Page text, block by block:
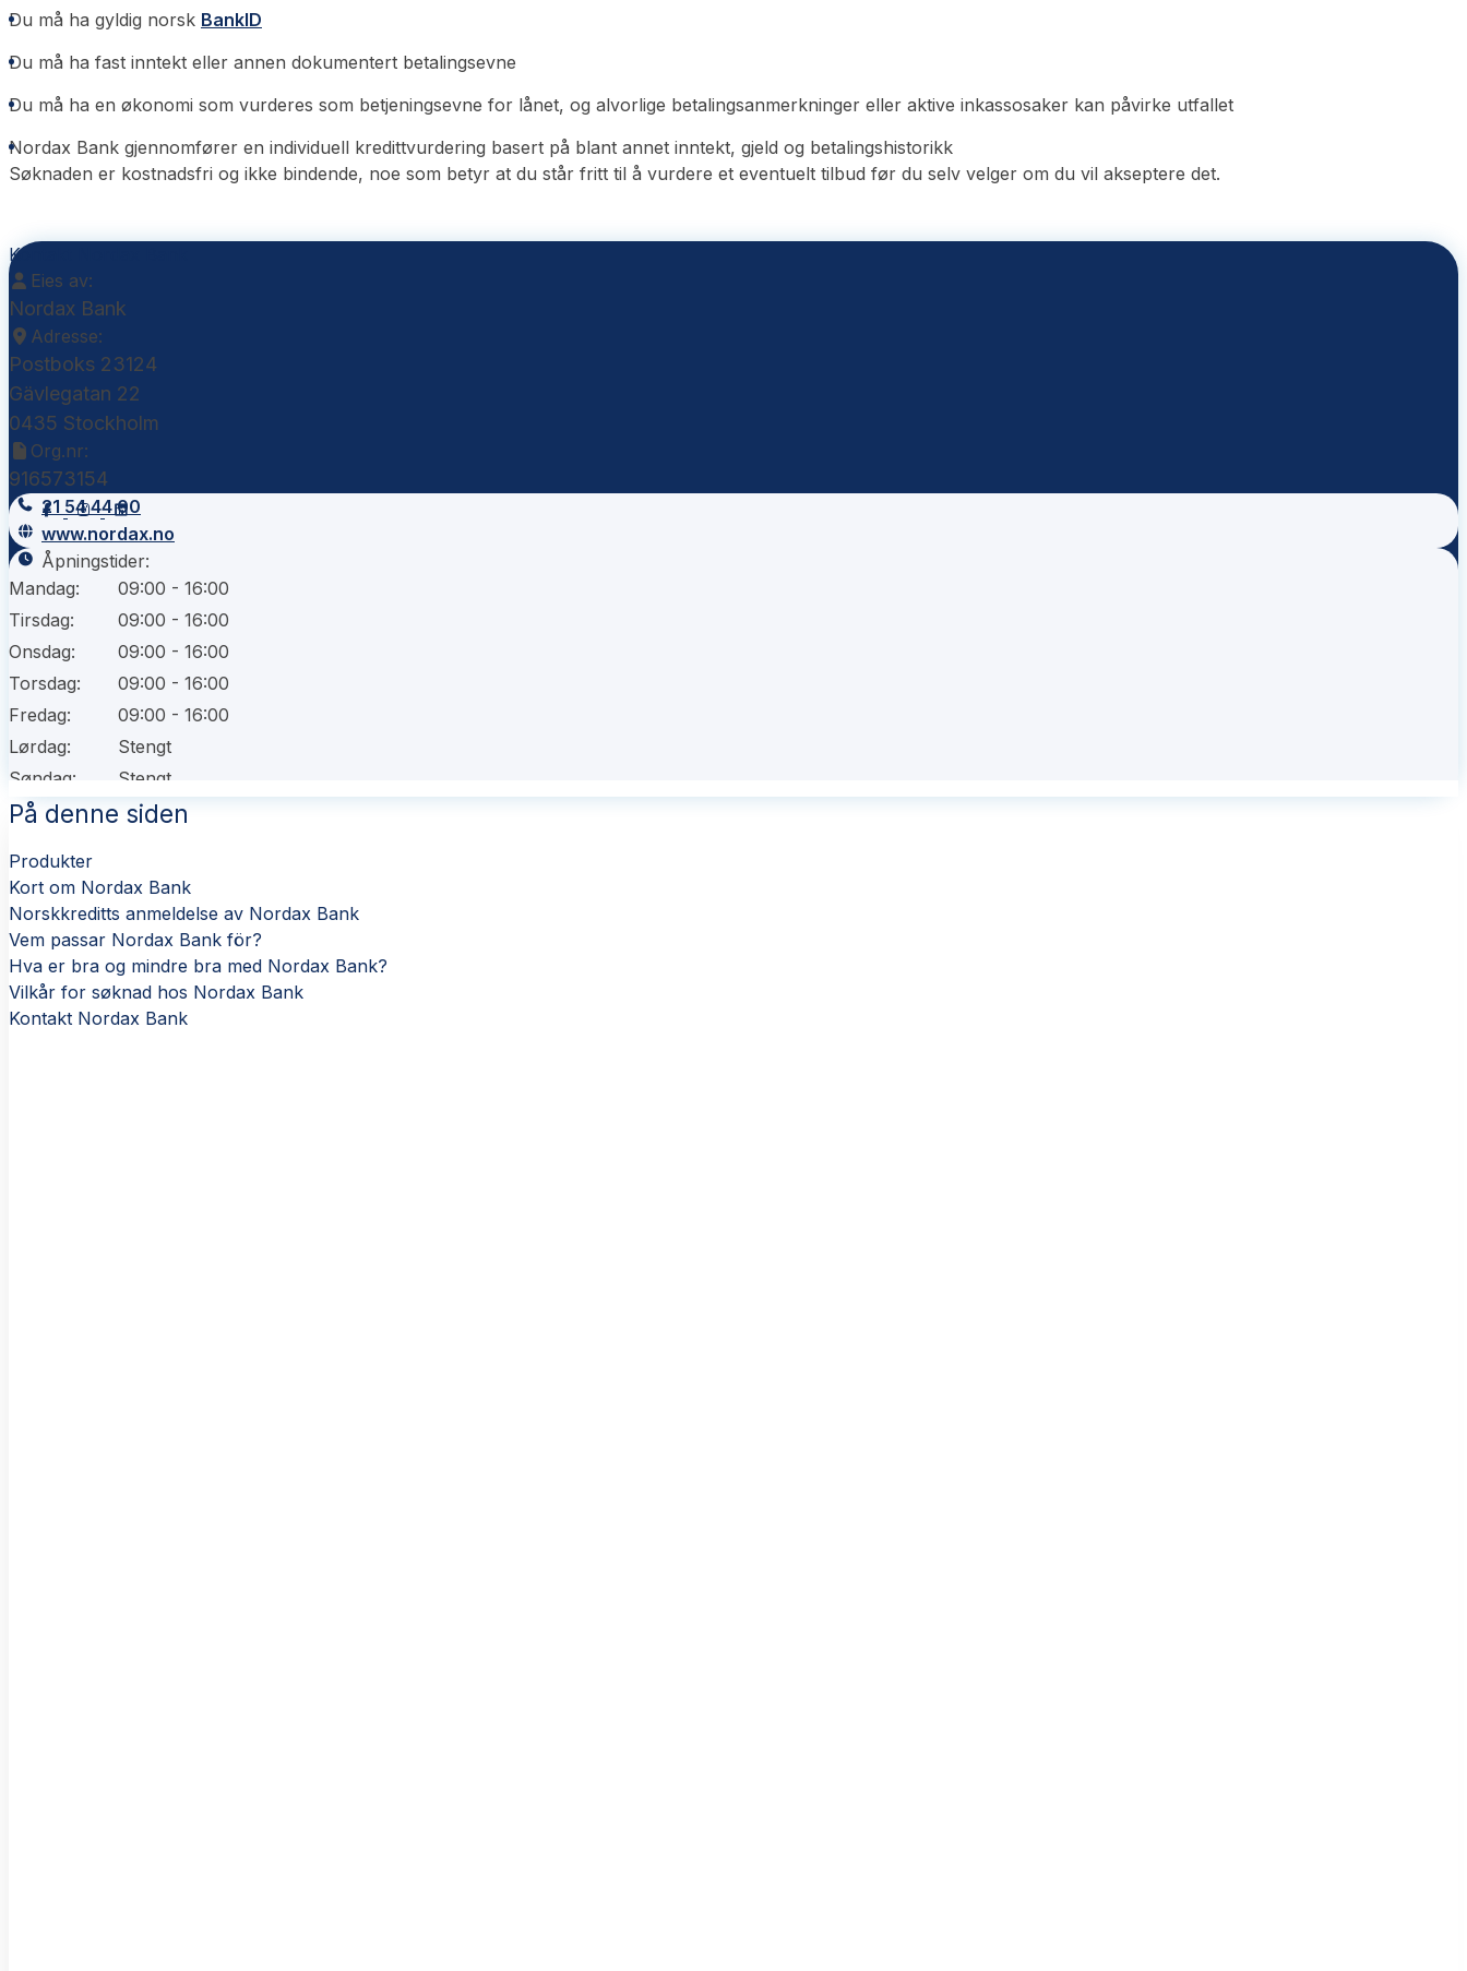
Du må ha gyldig norsk BankID
Du må ha fast inntekt eller annen dokumentert betalingsevne
Du må ha en økonomi som vurderes som betjeningsevne for lånet, og alvorlige betalingsanmerkninger eller aktive inkassosaker kan påvirke utfallet
Nordax Bank gjennomfører en individuell kredittvurdering basert på blant annet inntekt, gjeld og betalingshistorikk
Søknaden er kostnadsfri og ikke bindende, noe som betyr at du står fritt til å vurdere et eventuelt tilbud før du selv velger om du vil akseptere det.
Kontakt Nordax Bank
Eies av:
Nordax Bank
Adresse:
Postboks 23124
Gävlegatan 22
0435 Stockholm
Org.nr:
916573154
21 54 44 00
www.nordax.no
Åpningstider:
Mandag:
09:00 - 16:00
Tirsdag:
09:00 - 16:00
Onsdag:
09:00 - 16:00
Torsdag:
09:00 - 16:00
Fredag:
09:00 - 16:00
Lørdag:
Stengt
Søndag:
Stengt
På denne siden
Produkter
Kort om Nordax Bank
Norskkreditts anmeldelse av Nordax Bank
Vem passar Nordax Bank för?
Hva er bra og mindre bra med Nordax Bank?
Vilkår for søknad hos Nordax Bank
Kontakt Nordax Bank